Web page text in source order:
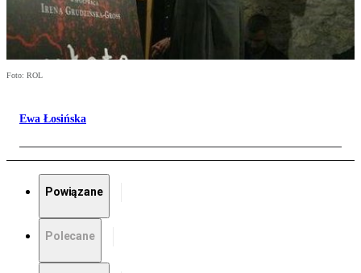
Foto: ROL
Ewa Łosińska
Powiązane
Polecane